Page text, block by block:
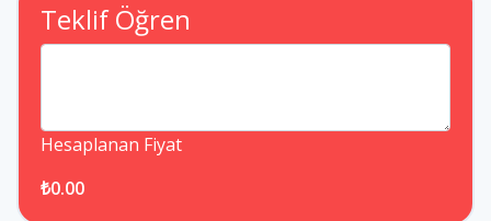
Teklif Öğren
Hesaplanan Fiyat
₺0.00